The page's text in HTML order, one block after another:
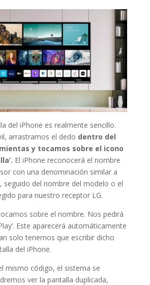
del iPhone es realmente sencillo.
arrastramos el dedo dentro del
y tocamos sobre el icono
El iPhone reconocerá el nombre
con una denominación similar a
seguido del nombre del modelo o el
para nuestro receptor LG.
sobre el nombre. Nos pedirá
Este aparecerá automáticamente
solo tenemos que escribir dicho
del iPhone.
mismo código, el sistema se
ver la pantalla duplicada,